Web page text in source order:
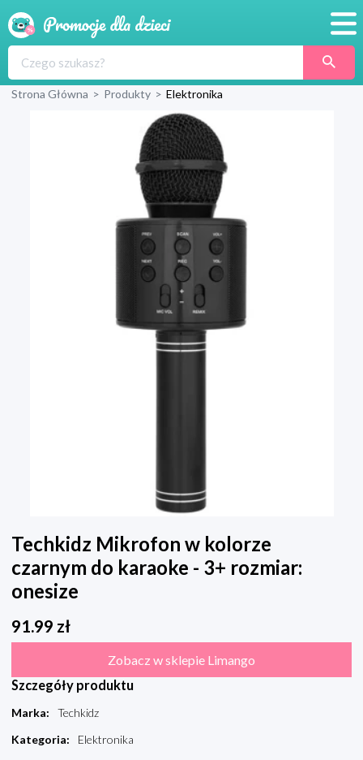
Produkty
Sklepy
Blog
Wyprawka
Strona Główna > Produkty > Elektronika
Techkidz Mikrofon w kolorze
czarnym do karaoke - 3+ rozmiar:
onesize
91.99 zł
Zobacz w sklepie Limango
Szczegóły produktu
Marka:
Techkidz
Kategoria:
Elektronika